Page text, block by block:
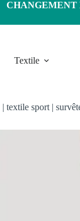
CHANGEMENT
Textile
| textile sport |